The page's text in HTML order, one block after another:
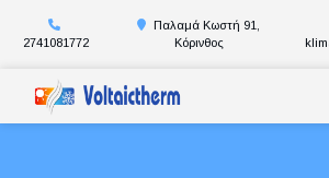
2741081772
Παλαμά Κωστή 91,
Κόρινθος